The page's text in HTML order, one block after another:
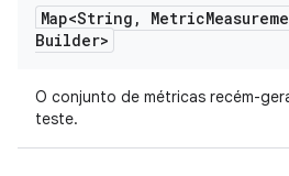
Map<String , Metric
Builder>
O conjunto de métricas recém-
teste.